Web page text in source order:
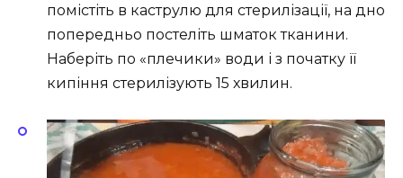
помістіть в каструлю для стерилізації, на дно
попередньо постеліть шматок тканини.
Наберіть по «плечики» води і з початку її
кипіння стерилізують 15 хвилин.